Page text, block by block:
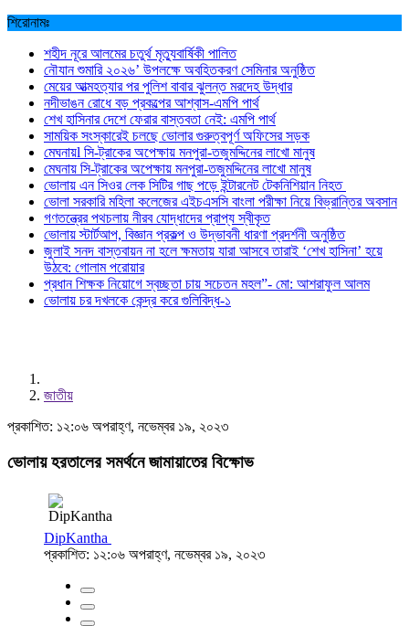
শিরোনামঃ
শহীদ নূরে আলমের চতুর্থ মৃত্যুবার্ষিকী পালিত
নৌযান শুমারি ২০২৬’ উপলক্ষে অবহিতকরণ সেমিনার অনুষ্ঠিত
মেয়ের আত্মহত্যার পর পুলিশ বাবার ঝুলন্ত মরদেহ উদ্ধার
নদীভাঙন রোধে বড় প্রকল্পের আশ্বাস-এমপি পার্থ
শেখ হাসিনার দেশে ফেরার বাস্তবতা নেই: এমপি পার্থ
সাময়িক সংস্কারেই চলছে ভোলার গুরুত্বপূর্ণ অফিসের সড়ক
মেঘনায়l সি-ট্রাকের অপেক্ষায় মনপুরা-তজুমদ্দিনের লাখো মানুষ
মেঘনায় সি-ট্রাকের অপেক্ষায় মনপুরা-তজুমদ্দিনের লাখো মানুষ
ভোলায় এন সিওর লেক সিটির গাছ পড়ে ইন্টারনেট টেকনিশিয়ান নিহত
ভোলা সরকারি মহিলা কলেজের এইচএসসি বাংলা পরীক্ষা নিয়ে বিভ্রান্তির অবসান
গণতন্ত্রের পথচলায় নীরব যোদ্ধাদের প্রাপ্য স্বীকৃত
ভোলায় স্টার্টআপ, বিজ্ঞান প্রকল্প ও উদ্ভাবনী ধারণা প্রদর্শনী অনুষ্ঠিত
জুলাই সনদ বাস্তবায়ন না হলে ক্ষমতায় যারা আসবে তারাই ‘শেখ হাসিনা’ হয়ে
উঠবে: গোলাম পরোয়ার
প্রধান শিক্ষক নিয়োগে স্বচ্ছতা চায় সচেতন মহল”- মো: আশরাফুল আলম
ভোলায় চর দখলকে কেন্দ্র করে গুলিবিদ্ধ-১
জাতীয়
প্রকাশিত: ১২:০৬ অপরাহ্ণ, নভেম্বর ১৯, ২০২৩
ভোলায় হরতালের সমর্থনে জামায়াতের বিক্ষোভ
DipKantha
প্রকাশিত: ১২:০৬ অপরাহ্ণ, নভেম্বর ১৯, ২০২৩